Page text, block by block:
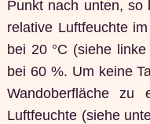
Punkt nach unten, so
relative Luftfeuchte
bei 20 °C (siehe
bei 60 %. Um keine
Wandoberfläche zu
Luftfeuchte (siehe